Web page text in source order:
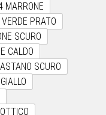
MARRONE
PRATO
SCURO
CALDO
SCURO